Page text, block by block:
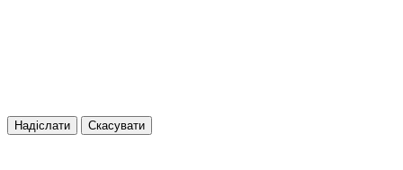
Надіслати Скасувати